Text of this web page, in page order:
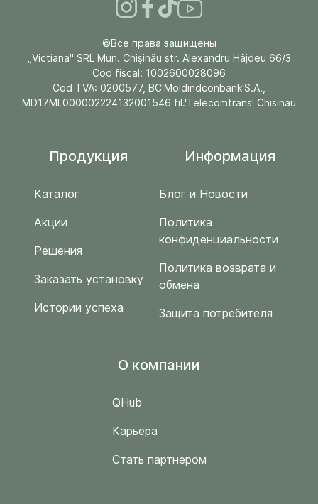
©Все права защищены
„Victiana" SRL Mun. Chişinău str. Alexandru Hâjdeu 66/3
Cod fiscal: 1002600028096
Cod TVA: 0200577, BC'Moldindconbank'S.A.,
MD17ML000002224132001546 fil.'Telecomtrans' Chisinau
Продукция
Каталог
Акции
Решения
Заказать установку
Истории успеха
Информация
Блог и Новости
Политика
конфиденциальности
Политика возврата и
обмена
Защита потребителя
O компании
QHub
Карьера
Стать партнером